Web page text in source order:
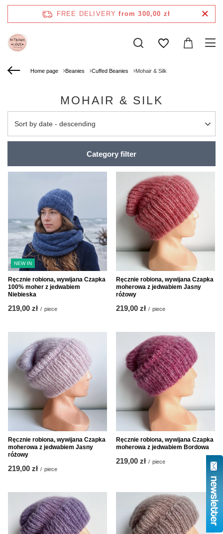
FREE DELIVERY from 300,00 zł
Home page Beanies Cuffed Beanies Mohair & Silk
MOHAIR & SILK
Change sorting
Sort by date - descending
Category filter
NEW IN
Ręcznie robiona, wywijana Czapka
100% moher z jedwabiem
Niebieska
219,00 zł / piece
Ręcznie robiona, wywijana Czapka
moherowa z jedwabiem Jasny
różowy
219,00 zł / piece
Ręcznie robiona, wywijana Czapka
moherowa z jedwabiem Jasny
różowy
219,00 zł / piece
Ręcznie robiona, wywijana Czapka
moherowa z jedwabiem Bordowa
219,00 zł / piece